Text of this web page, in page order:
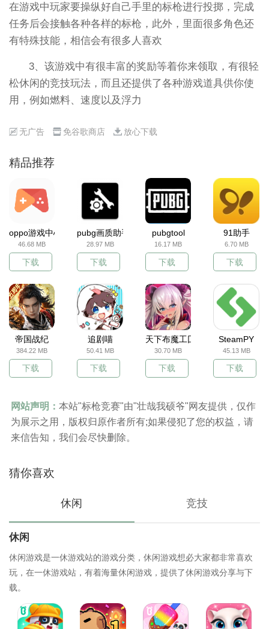
在游戏中玩家要操纵好自己手里的标枪进行投掷，完成
任务后会接触各种各样的标枪，此外，里面很多角色还
有特殊技能，相信会有很多人喜欢
3、该游戏中有很丰富的奖励等着你来领取，有很轻
松休闲的竞技玩法，而且还提供了各种游戏道具供你使
用，例如燃料、速度以及浮力
无广告 免谷歌商店 放心下载
精品推荐
oppo游戏中心
46.68 MB
下载
pubg画质助手
28.97 MB
下载
pubgtool
16.17 MB
下载
91助手
6.70 MB
下载
帝国战纪
384.22 MB
下载
追剧喵
50.41 MB
下载
天下布魔工囗服
30.70 MB
下载
SteamPY
45.13 MB
下载
网站声明： 本站"标枪竞赛"由"壮哉我硕爷"网友提供，仅作
为展示之用，版权归原作者所有;如果侵犯了您的权益，请
来信告知，我们会尽快删除。
猜你喜欢
休闲 竞技
休闲
休闲游戏是一休游戏站的游戏分类，休闲游戏想必大家都非常喜欢
玩，在一休游戏站，有着海量休闲游戏，提供了休闲游戏分享与下
载。